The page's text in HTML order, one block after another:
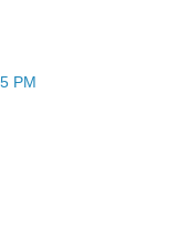
PM